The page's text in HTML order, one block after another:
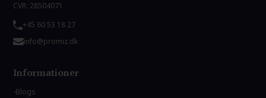
CVR: 28504071
+45 60 53 18 27
info@promiz.dk
Informationer
Blogs